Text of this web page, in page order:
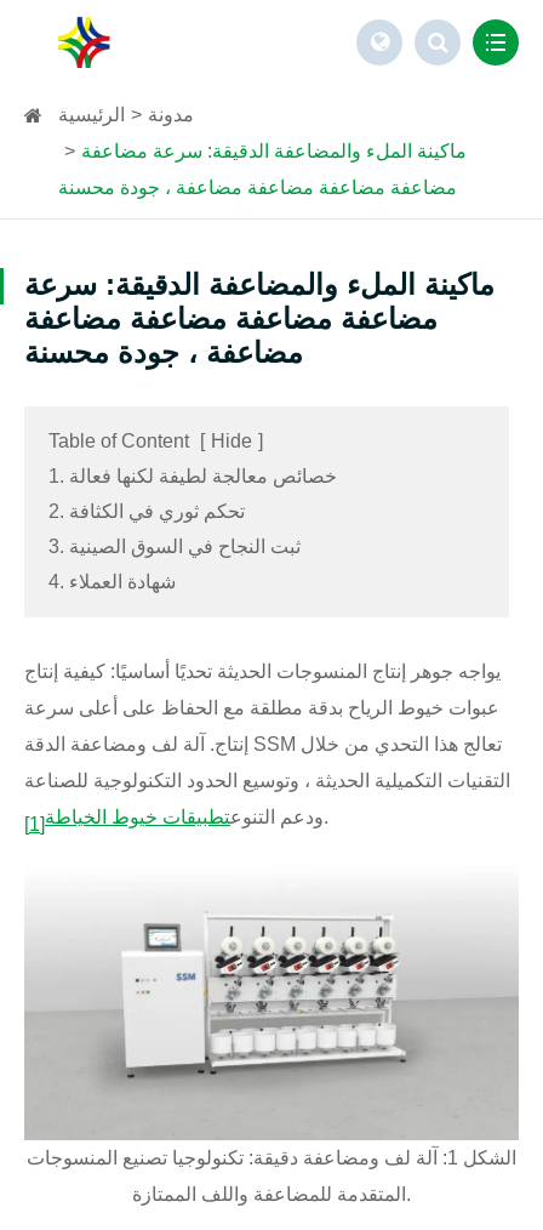
الرئيسية
مدونة
ماكينة الملء والمضاعفة الدقيقة: سرعة مضاعفة
مضاعفة مضاعفة مضاعفة مضاعفة ، جودة محسنة
ماكينة الملء والمضاعفة الدقيقة: سرعة
مضاعفة مضاعفة مضاعفة مضاعفة
مضاعفة ، جودة محسنة
Table of Content [ Hide ]
1. خصائص معالجة لطيفة لكنها فعالة
2. تحكم ثوري في الكثافة
3. ثبت النجاح في السوق الصينية
4. شهادة العملاء
يواجه جوهر إنتاج المنسوجات الحديثة تحديًا أساسيًا: كيفية إنتاج
عبوات خيوط الرياح بدقة مطلقة مع الحفاظ على أعلى سرعة
إنتاج. آلة لف ومضاعفة الدقة SSM تعالج هذا التحدي من خلال
التقنيات التكميلية الحديثة ، وتوسيع الحدود التكنولوجية للصناعة
ودعم التنوعتطبيقات خيوط الخياطة[1] .
الشكل 1: آلة لف ومضاعفة دقيقة: تكنولوجيا تصنيع المنسوجات
المتقدمة للمضاعفة واللف الممتازة.